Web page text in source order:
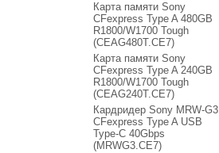
Карта памяти Sony
CFexpress Type A 480GB
R1800/W1700 Tough
(CEAG480T.CE7)
Карта памяти Sony
CFexpress Type A 240GB
R1800/W1700 Tough
(CEAG240T.CE7)
Кардридер Sony MRW-G3
CFexpress Type A USB
Type-C 40Gbps
(MRWG3.CE7)